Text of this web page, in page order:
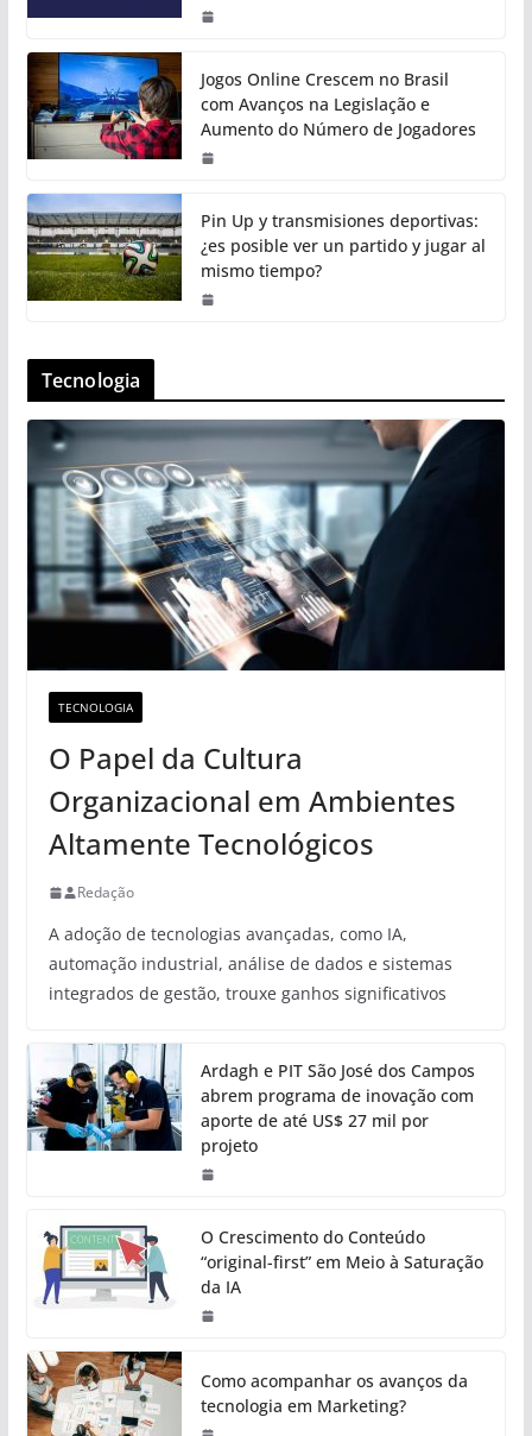
Jogos Online Crescem no Brasil
com Avanços na Legislação e
Aumento do Número de Jogadores
Pin Up y transmisiones deportivas:
¿es posible ver un partido y jugar al
mismo tiempo?
Tecnologia
TECNOLOGIA
O Papel da Cultura
Organizacional em Ambientes
Altamente Tecnológicos
Redação
A adoção de tecnologias avançadas, como IA,
automação industrial, análise de dados e sistemas
integrados de gestão, trouxe ganhos significativos
Ardagh e PIT São José dos Campos
abrem programa de inovação com
aporte de até US$ 27 mil por
projeto
O Crescimento do Conteúdo
“original-first” em Meio à Saturação
da IA
Como acompanhar os avanços da
tecnologia em Marketing?